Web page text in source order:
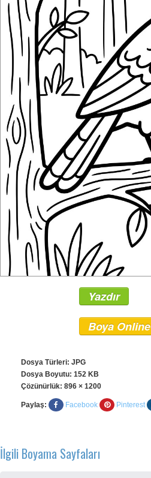
Yazdır
Boya Online
Dosya Türleri: JPG
Dosya Boyutu: 152 KB
Çözünürlük: 896 × 1200
Paylaş: Facebook Pinterest
İlgili Boyama Sayfaları